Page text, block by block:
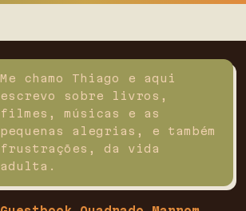
Me chamo Thiago e aqui
escrevo sobre livros,
filmes, músicas e as
pequenas alegrias, e também
frustrações, da vida
adulta.